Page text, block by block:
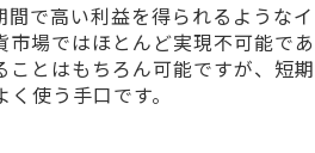
で高い利益を得られるようなイ
場ではほとんど実現不可能であ
とはもちろん可能ですが、短期
使う手口です。